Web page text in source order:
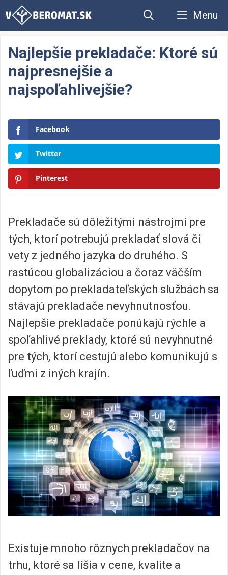
Preskočiť
Menu
Najlepšie prekladače: Ktoré sú
najpresnejšie a
najspoľahlivejšie?
Facebook
Twitter
Pinterest
Prekladače sú dôležitými nástrojmi pre
tých, ktorí potrebujú prekladať slová či
vety z jedného jazyka do druhého. S
rastúcou globalizáciou a čoraz väčším
dopytom po prekladateľských službách sa
stávajú prekladače nevyhnutnosťou.
Najlepšie prekladače ponúkajú rýchle a
spoľahlivé preklady, ktoré sú nevyhnutné
pre tých, ktorí cestujú alebo komunikujú s
ľuďmi z iných krajín.
Existuje mnoho rôznych prekladačov na
trhu, ktoré sa líšia v cene, kvalite a